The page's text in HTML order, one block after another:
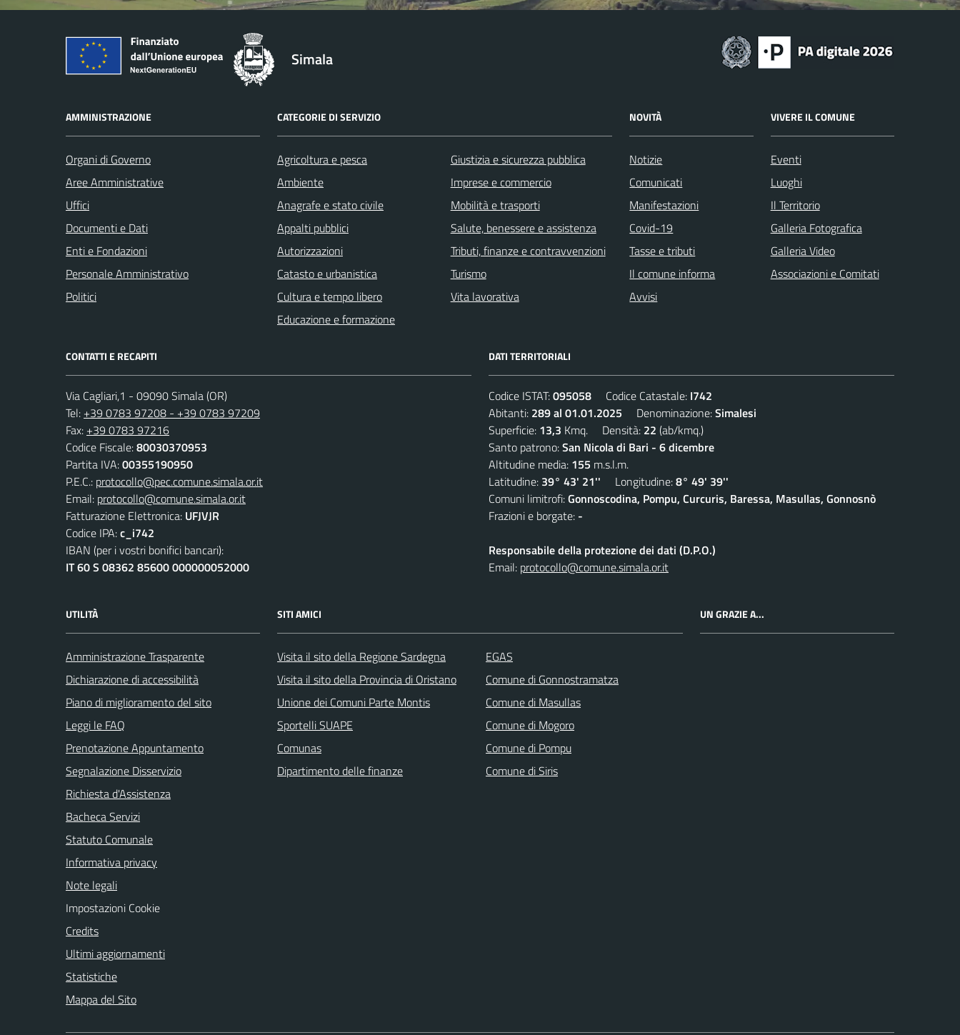
Simala
AMMINISTRAZIONE
Organi di Governo
Aree Amministrative
Uffici
Documenti e Dati
Enti e Fondazioni
Personale Amministrativo
Politici
CATEGORIE DI SERVIZIO
Agricoltura e pesca
Ambiente
Anagrafe e stato civile
Appalti pubblici
Autorizzazioni
Catasto e urbanistica
Cultura e tempo libero
Educazione e formazione
Giustizia e sicurezza pubblica
Imprese e commercio
Mobilità e trasporti
Salute, benessere e assistenza
Tributi, finanze e contravvenzioni
Turismo
Vita lavorativa
NOVITÀ
Notizie
Comunicati
Manifestazioni
Covid-19
Tasse e tributi
Il comune informa
Avvisi
VIVERE IL COMUNE
Eventi
Luoghi
Il Territorio
Galleria Fotografica
Galleria Video
Associazioni e Comitati
CONTATTI E RECAPITI
Via Cagliari,1 - 09090 Simala (OR)
Tel: +39 0783 97208 - +39 0783 97209
Fax: +39 0783 97216
Codice Fiscale:80030370953
Partita IVA:00355190950
P.E.C.: protocollo@pec.comune.simala.or.it
Email: protocollo@comune.simala.or.it
Fatturazione Elettronica: UFJVJR
Codice IPA:c_i742
IBAN (per i vostri bonifici bancari):
IT 60 S 08362 85600 000000052000
DATI TERRITORIALI
Codice ISTAT:095058 Codice Catastale: I742
Abitanti: 289 al 01.01.2025 Denominazione:Simalesi
Superficie: 13,3 Kmq. Densità: 22 (ab/kmq.)
Santo patrono:San Nicola di Bari - 6 dicembre
Altitudine media: 155 m.s.l.m.
Latitudine: 39° 43' 21'' Longitudine:8° 49' 39''
Comuni limitrofi:Gonnoscodina, Pompu, Curcuris, Baressa, Masullas, Gonnosnò
Frazioni e borgate: -
Responsabile della protezione dei dati (D.P.O.)
Email: protocollo@comune.simala.or.it
UTILITÀ
Amministrazione Trasparente
Dichiarazione di accessibilità
Piano di miglioramento del sito
Leggi le FAQ
Prenotazione Appuntamento
Segnalazione Disservizio
Richiesta d'Assistenza
Bacheca Servizi
Statuto Comunale
Informativa privacy
Note legali
Impostazioni Cookie
Credits
Ultimi aggiornamenti
Statistiche
Mappa del Sito
SITI AMICI
Visita il sito della Regione Sardegna
Visita il sito della Provincia di Oristano
Unione dei Comuni Parte Montis
Sportelli SUAPE
Comunas
Dipartimento delle finanze
EGAS
Comune di Gonnostramatza
Comune di Masullas
Comune di Mogoro
Comune di Pompu
Comune di Siris
UN GRAZIE A...